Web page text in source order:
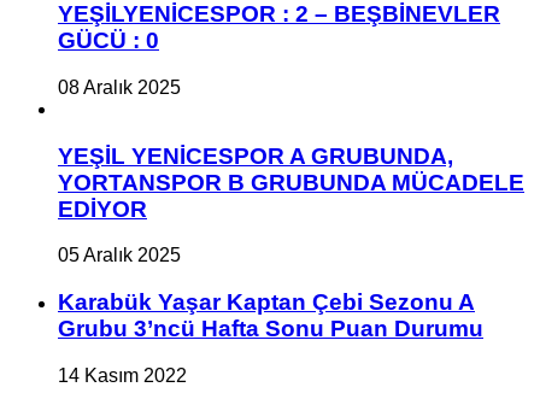
YEŞİLYENİCESPOR : 2 – BEŞBİNEVLER
GÜCÜ : 0
08 Aralık 2025
YEŞİL YENİCESPOR A GRUBUNDA,
YORTANSPOR B GRUBUNDA MÜCADELE
EDİYOR
05 Aralık 2025
Karabük Yaşar Kaptan Çebi Sezonu A
Grubu 3’ncü Hafta Sonu Puan Durumu
14 Kasım 2022